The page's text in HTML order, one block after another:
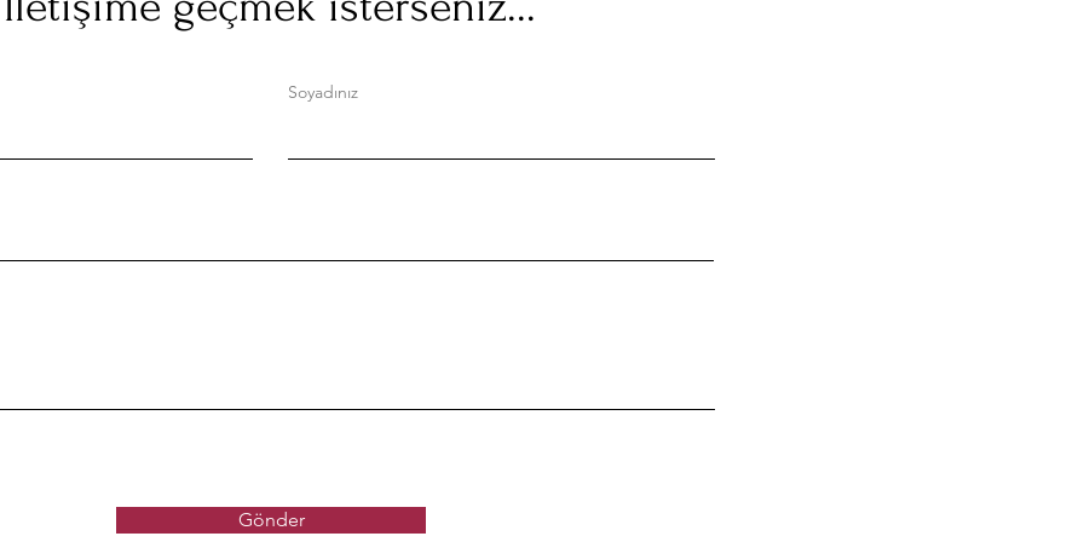
Soyadınız
Gönder